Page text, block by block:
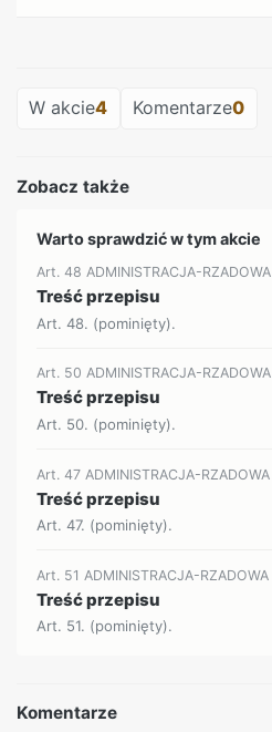
W akcie4 Komentarze0
Zobacz także
Warto sprawdzić w tym akcie
Art. 48 ADMINISTRACJA-RZADOWA
Treść przepisu
Art. 48. (pominięty).
Art. 50 ADMINISTRACJA-RZADOWA
Treść przepisu
Art. 50. (pominięty).
Art. 47 ADMINISTRACJA-RZADOWA
Treść przepisu
Art. 47. (pominięty).
Art. 51 ADMINISTRACJA-RZADOWA
Treść przepisu
Art. 51. (pominięty).
Komentarze